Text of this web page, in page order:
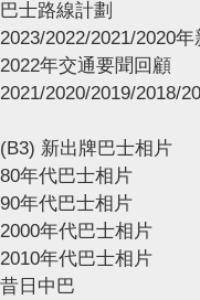
巴士路線計劃
2023/2022/2021/2020
2022年交通要聞回顧
2021/2020/2019/2018/
(B3) 新出牌巴士相片
80年代巴士相片
90年代巴士相片
2000年代巴士相片
2010年代巴士相片
昔日中巴